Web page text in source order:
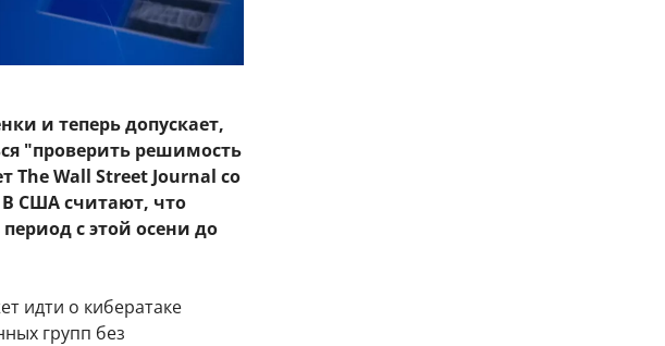
и теперь допускает,
"проверить решимость
Wall Street Journal со
США считают, что
с этой осени до
идти о кибератаке
групп без